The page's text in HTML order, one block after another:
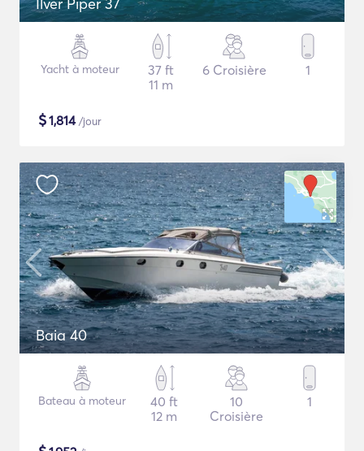
Yacht à moteur
37 ft
11 m
6 Croisière 1
$1,814/jour
Baia 40
Bateau à moteur
40 ft
12 m
10
Croisière
1